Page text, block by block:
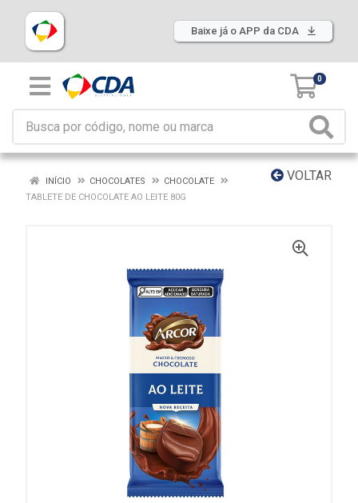
Baixe já o APP da CDA
0
VOLTAR
INÍCIO CHOCOLATES
CHOCOLATE
TABLETE DE CHOCOLATE AO LEITE 80G